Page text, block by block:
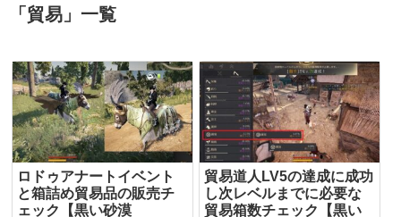
「 貿易 」 一覧
ロドゥアナートイベント
と箱詰め貿易品の販売チ
ェック【黒い砂漠
貿易道人LV5の達成に成功
し次レベルまでに必要な
貿易箱数チェック【黒い